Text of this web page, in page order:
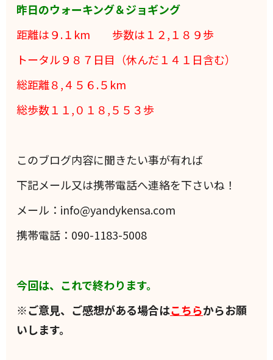
昨日のウォーキング＆ジョギング
距離は９.１ km 歩数は１２,１８９歩
トータル９８７日目（休んだ１４１日含む）
総距離８,４５６.５km
総歩数１１,０１８,５５３歩
このブログ内容に聞きたい事が有れば
下記メール又は携帯電話へ連絡を下さいね！
メール：info@yandykensa.com
携帯電話：090-1183-5008
今回は、これで終わります。
※ご意見、ご感想がある場合はこちらからお願
いします。